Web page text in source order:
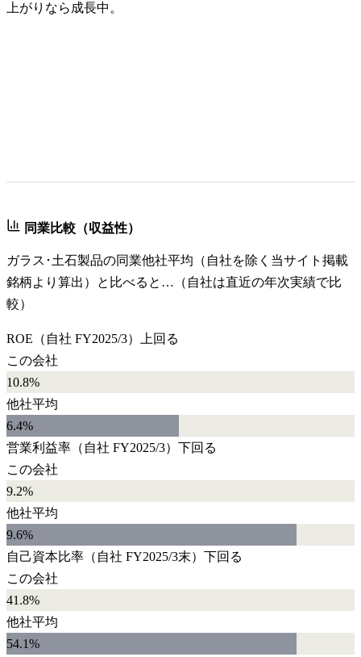
上がりなら成長中。
同業比較（収益性）
ガラス･土石製品の同業他社平均（自社を除く当サイト掲載
銘柄より算出）と比べると…（自社は直近の年次実績で比
較）
ROE （自社 FY2025/3）
上回る
この会社
10.8%
他社平均
6.4%
営業利益率 （自社 FY2025/3） 下回る
この会社
9.2%
他社平均
9.6%
自己資本比率 （自社 FY2025/3末） 下回る
この会社
41.8%
他社平均
54.1%